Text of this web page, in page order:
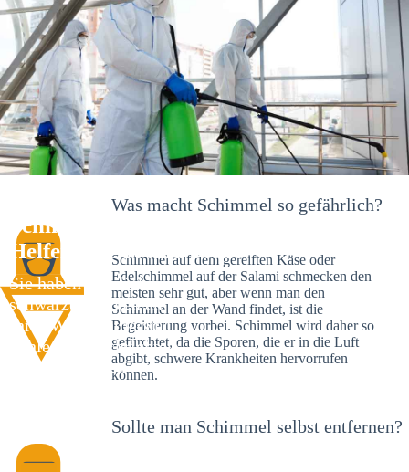
Schimmelexperte in Aufseß – Ihr
Helfer an Ort und Stelle
Sie haben kürzlich
schwarze Flecken an
Ihrer Wand entdeckt?
Schlechte Nachrichten:
Sie haben einen
Was macht Schimmel so gefährlich?
Schimmel auf dem gereiften Käse oder
Edelschimmel auf der Salami schmecken den
meisten sehr gut, aber wenn man den
Schimmel an der Wand findet, ist die
Begeisterung vorbei. Schimmel wird daher so
gefürchtet, da die Sporen, die er in die Luft
abgibt, schwere Krankheiten hervorrufen
können.
Sollte man Schimmel selbst entfernen?